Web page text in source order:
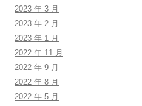
2023 年 3 月
2023 年 2 月
2023 年 1 月
2022 年 11 月
2022 年 9 月
2022 年 8 月
2022 年 5 月